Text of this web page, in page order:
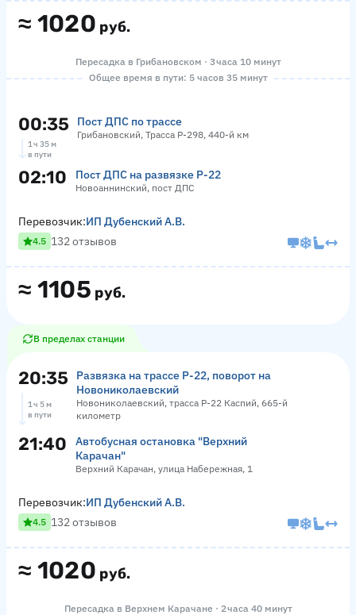
≈ 1020 руб.
Пересадка в Грибановском · 3 часа 10 минут
Общее время в пути: 5 часов 35 минут
00:35 Пост ДПС по трассе
Грибановский, Трасса Р-298, 440-й км
1 ч 35 м
в пути
02:10 Пост ДПС на развязке Р-22
Новоаннинский, пост ДПС
≈ 1105 руб.
Перевозчик:ИП Дубенский А.В.
4.5 132 отзывов
В пределах станции
20:35
Развязка на трассе Р-22, поворот на
Новониколаевский
Новониколаевский, трасса Р-22 Каспий, 665-й
километр
1 ч 5 м
в пути
21:40
Автобусная остановка "Верхний
Карачан"
Верхний Карачан, улица Набережная, 1
≈ 1020 руб.
Перевозчик:ИП Дубенский А.В.
4.5 132 отзывов
Пересадка в Верхнем Карачане · 2 часа 40 минут